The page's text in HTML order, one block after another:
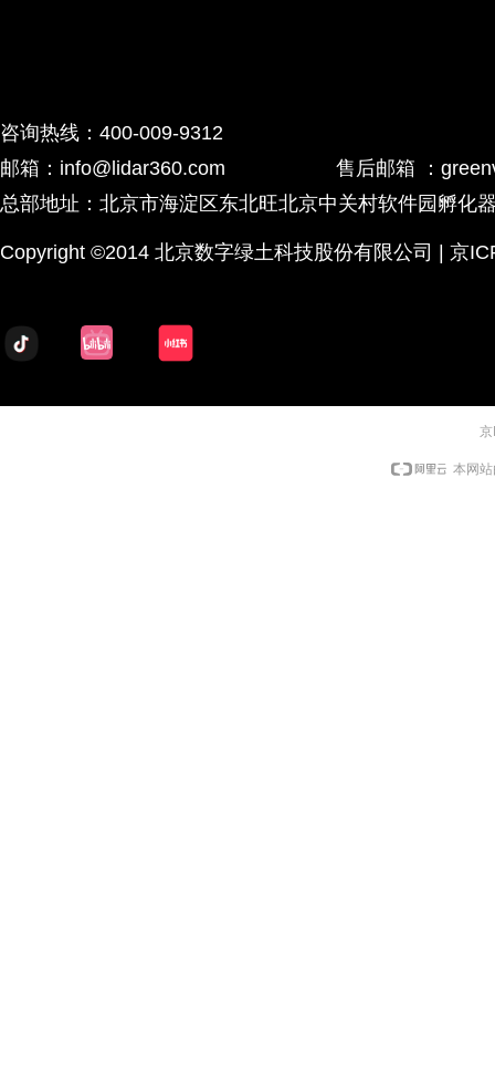
咨询热线：400-009-9312
邮箱：info@lidar360.com 售后邮箱 ：
总部地址：北京市海淀区东北旺北京中关村软件园孵化
Copyright ©2014 北京数字绿土科技股份有限公司 | 京
本网站